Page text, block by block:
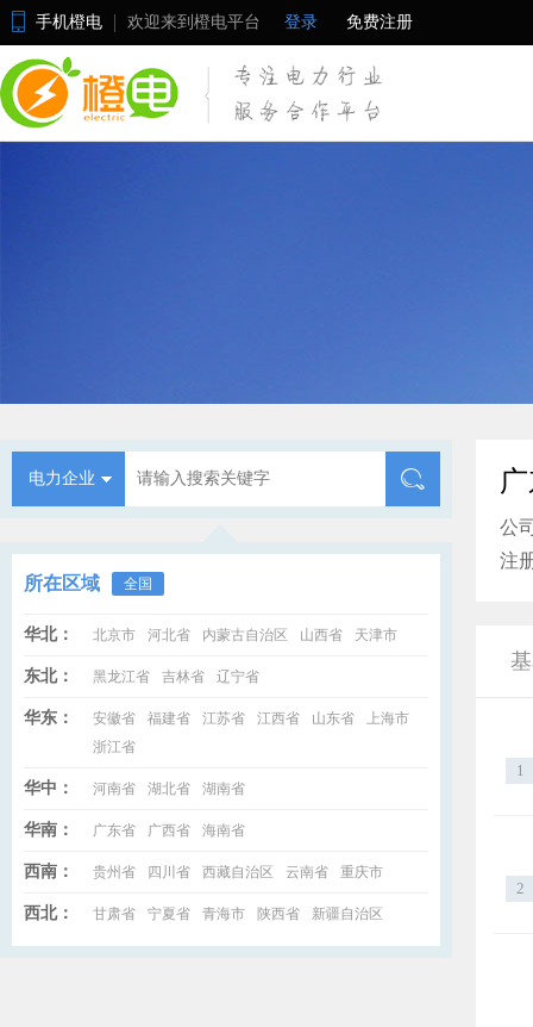
手机橙电 欢迎来到橙电平台 登录 免费注册
电力企业
所在区域 全国
华北： 北京市 河北省 内蒙古自治区 山西省 天津市
东北： 黑龙江省 吉林省 辽宁省
华东： 安徽省 福建省 江苏省 江西省 山东省
上海市
浙江省
华中： 河南省 湖北省 湖南省
华南： 广东省 广西省 海南省
西南： 贵州省 四川省 西藏自治区 云南省 重庆市
西北： 甘肃省 宁夏省 青海市 陕西省 新疆自治区
公
注
1
2